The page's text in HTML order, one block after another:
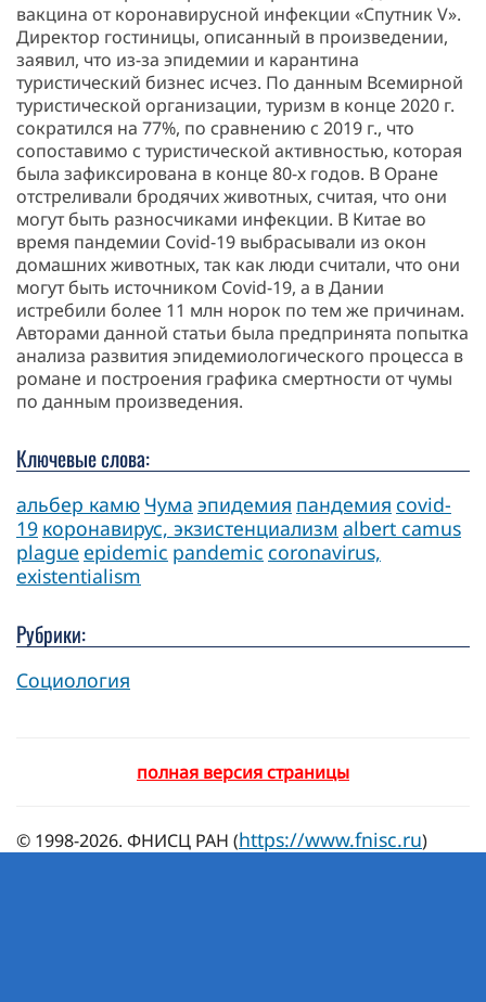
вакцина от коронавирусной инфекции «Спутник V».
Директор гостиницы, описанный в произведении,
заявил, что из-за эпидемии и карантина
туристический бизнес исчез. По данным Всемирной
туристической организации, туризм в конце 2020 г.
сократился на 77%, по сравнению с 2019 г., что
сопоставимо с туристической активностью, которая
была зафиксирована в конце 80-х годов. В Оране
отстреливали бродячих животных, считая, что они
могут быть разносчиками инфекции. В Китае во
время пандемии Covid-19 выбрасывали из окон
домашних животных, так как люди считали, что они
могут быть источником Covid-19, а в Дании
истребили более 11 млн норок по тем же причинам.
Авторами данной статьи была предпринята попытка
анализа развития эпидемиологического процесса в
романе и построения графика смертности от чумы
по данным произведения.
Ключевые слова:
альбер камю Чума эпидемия пандемия covid-
19 коронавирус, экзистенциализм albert camus
plague epidemic pandemic coronavirus,
existentialism
Рубрики:
Социология
полная версия страницы
© 1998-2026. ФНИСЦ РАН (https://www.fnisc.ru)